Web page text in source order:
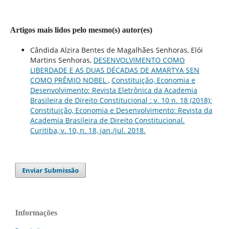
Artigos mais lidos pelo mesmo(s) autor(es)
Cândida Alzira Bentes de Magalhães Senhoras, Elói
Martins Senhoras, DESENVOLVIMENTO COMO
LIBERDADE E AS DUAS DÉCADAS DE AMARTYA SEN
COMO PRÊMIO NOBEL , Constituição, Economia e
Desenvolvimento: Revista Eletrônica da Academia
Brasileira de Direito Constitucional : v. 10 n. 18 (2018):
Constituição, Economia e Desenvolvimento: Revista da
Academia Brasileira de Direito Constitucional.
Curitiba, v. 10, n. 18, jan./jul. 2018.
Enviar Submissão
Informações